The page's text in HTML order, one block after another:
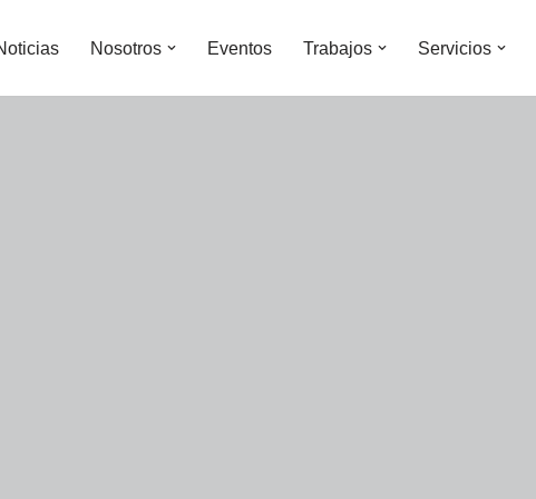
Nosotros Eventos Trabajos Servicios